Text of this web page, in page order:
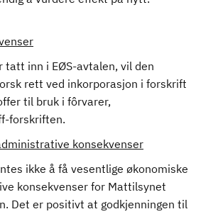
tatt inn i EØS-avtalen, vil den
rett ved inkorporasjon i forskrift
til bruk i fôrvarer,
forskriften.
konsekvenser
ikke å få vesentlige økonomiske
konsekvenser for Mattilsynet
Det er positivt at godkjenningen til